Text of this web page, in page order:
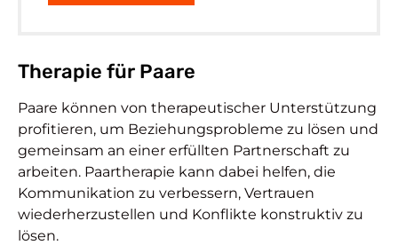
Therapie für Paare
Paare können von therapeutischer Unterstützung
profitieren, um Beziehungsprobleme zu lösen und
gemeinsam an einer erfüllten Partnerschaft zu
arbeiten. Paartherapie kann dabei helfen, die
Kommunikation zu verbessern, Vertrauen
wiederherzustellen und Konflikte konstruktiv zu
lösen.